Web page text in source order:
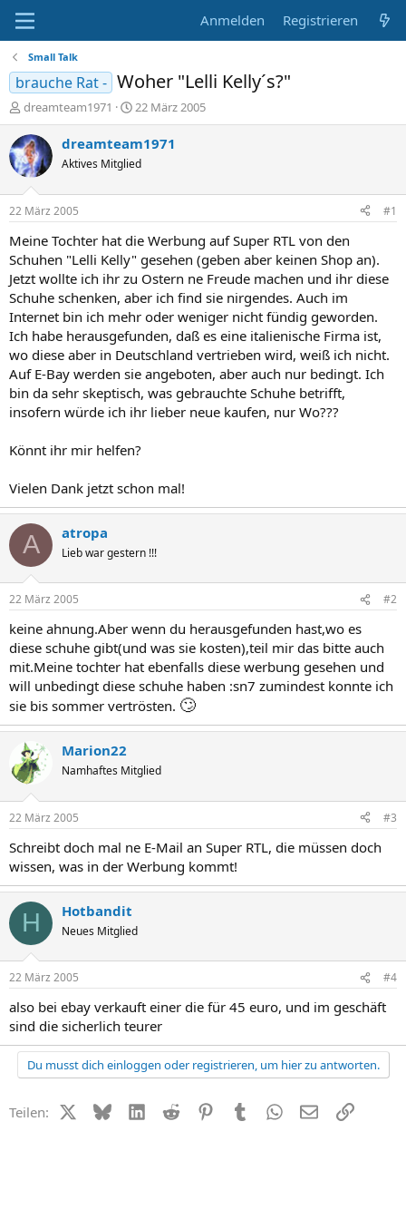
Anmelden Registrieren
Small Talk
brauche Rat - Woher "Lelli Kelly´s?"
E
r
s
t
e
e
r
dreamteam1971
E
r
s
e
t
a
m
22 März 2005
dreamteam1971
Aktives Mitglied
22 März 2005 #1
Meine Tochter hat die Werbung auf Super RTL von den
Schuhen "Lelli Kelly" gesehen (geben aber keinen Shop an).
Jetzt wollte ich ihr zu Ostern ne Freude machen und ihr diese
Schuhe schenken, aber ich find sie nirgendes. Auch im
Internet bin ich mehr oder weniger nicht fündig geworden.
Ich habe herausgefunden, daß es eine italienische Firma ist,
wo diese aber in Deutschland vertrieben wird, weiß ich nicht.
Auf E-Bay werden sie angeboten, aber auch nur bedingt. Ich
bin da sehr skeptisch, was gebrauchte Schuhe betrifft,
insofern würde ich ihr lieber neue kaufen, nur Wo???
Könnt ihr mir helfen?
Vielen Dank jetzt schon mal!
A atropa
Lieb war gestern !!!
22 März 2005 #2
keine ahnung.Aber wenn du herausgefunden hast,wo es
diese schuhe gibt(und was sie kosten),teil mir das bitte auch
mit.Meine tochter hat ebenfalls diese werbung gesehen und
will unbedingt diese schuhe haben :sn7 zumindest konnte ich
sie bis sommer vertrösten. 🙄
Marion22
Namhaftes Mitglied
22 März 2005 #3
Schreibt doch mal ne E-Mail an Super RTL, die müssen doch
wissen, was in der Werbung kommt!
H Hotbandit
Neues Mitglied
22 März 2005 #4
also bei ebay verkauft einer die für 45 euro, und im geschäft
sind die sicherlich teurer
Du musst dich einloggen oder registrieren, um hier zu antworten.
Teilen: X (Twitter)
BlueskyLinkedIn
Reddit PinterestTumblr WhatsApp
E-MailLink